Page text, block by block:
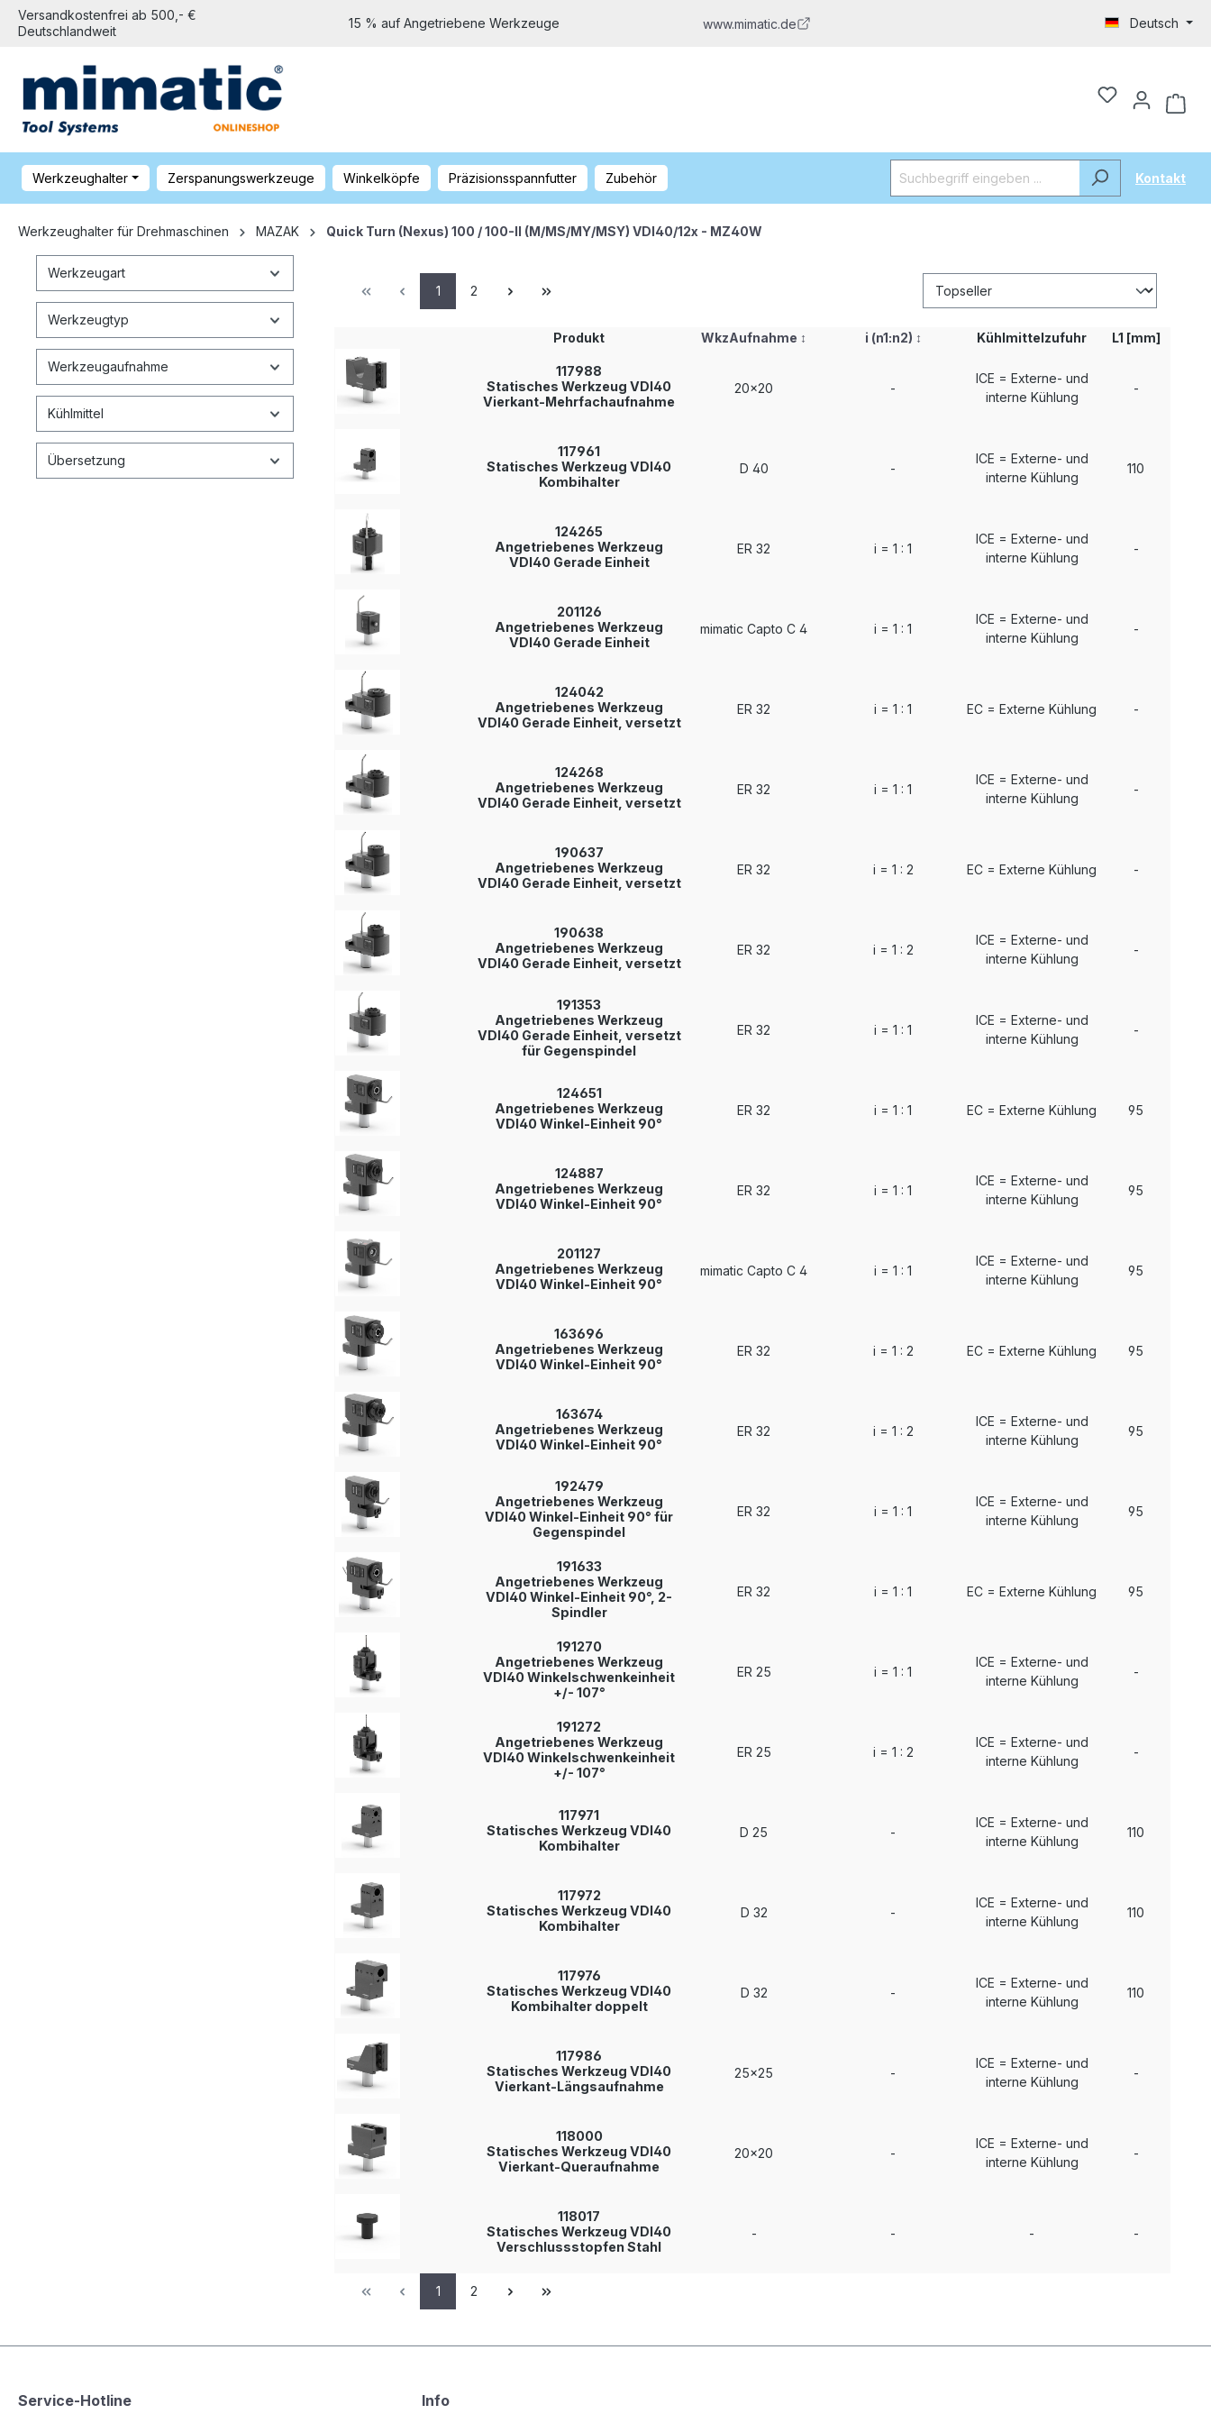
Versandkostenfrei ab 500,- €
Deutschlandweit
15 % auf Angetriebene Werkzeuge www.mimatic.de Deutsch
Werkzeughalter Zerspanungswerkzeuge Winkelköpfe Präzisionsspannfutter Zubehör Kontakt
Werkzeughalter für Drehmaschinen MAZAK Quick Turn (Nexus) 100 / 100-II (M/MS/MY/MSY) VDI40/12x - MZ40W
Werkzeugart
Werkzeugtyp
Werkzeugaufnahme
Kühlmittel
Übersetzung
1 2
Produkt WkzAufnahme ↕ i (n1:n2) ↕ Kühlmittelzufuhr L1 [mm]
117988
Statisches Werkzeug VDI40
Vierkant-Mehrfachaufnahme
20x20 -
ICE = Externe- und
interne Kühlung
-
117961
Statisches Werkzeug VDI40
Kombihalter
D 40 -
ICE = Externe- und
interne Kühlung
110
124265
Angetriebenes Werkzeug
VDI40 Gerade Einheit
ER 32 i = 1 : 1
ICE = Externe- und
interne Kühlung
-
201126
Angetriebenes Werkzeug
VDI40 Gerade Einheit
mimatic Capto C 4 i = 1 : 1
ICE = Externe- und
interne Kühlung
-
124042
Angetriebenes Werkzeug
VDI40 Gerade Einheit, versetzt
ER 32 i = 1 : 1 EC = Externe Kühlung -
124268
Angetriebenes Werkzeug
VDI40 Gerade Einheit, versetzt
ER 32 i = 1 : 1
ICE = Externe- und
interne Kühlung
-
190637
Angetriebenes Werkzeug
VDI40 Gerade Einheit, versetzt
ER 32 i = 1 : 2 EC = Externe Kühlung -
190638
Angetriebenes Werkzeug
VDI40 Gerade Einheit, versetzt
ER 32 i = 1 : 2
ICE = Externe- und
interne Kühlung
-
191353
Angetriebenes Werkzeug
VDI40 Gerade Einheit, versetzt
für Gegenspindel
ER 32 i = 1 : 1
ICE = Externe- und
interne Kühlung
-
124651
Angetriebenes Werkzeug
VDI40 Winkel-Einheit 90°
ER 32 i = 1 : 1 EC = Externe Kühlung 95
124887
Angetriebenes Werkzeug
VDI40 Winkel-Einheit 90°
ER 32 i = 1 : 1
ICE = Externe- und
interne Kühlung
95
201127
Angetriebenes Werkzeug
VDI40 Winkel-Einheit 90°
mimatic Capto C 4 i = 1 : 1
ICE = Externe- und
interne Kühlung
95
163696
Angetriebenes Werkzeug
VDI40 Winkel-Einheit 90°
ER 32 i = 1 : 2 EC = Externe Kühlung 95
163674
Angetriebenes Werkzeug
VDI40 Winkel-Einheit 90°
ER 32 i = 1 : 2
ICE = Externe- und
interne Kühlung
95
192479
Angetriebenes Werkzeug
VDI40 Winkel-Einheit 90° für
Gegenspindel
ER 32 i = 1 : 1
ICE = Externe- und
interne Kühlung
95
191633
Angetriebenes Werkzeug
VDI40 Winkel-Einheit 90°, 2-
Spindler
ER 32 i = 1 : 1 EC = Externe Kühlung 95
191270
Angetriebenes Werkzeug
VDI40 Winkelschwenkeinheit
+/- 107°
ER 25 i = 1 : 1
ICE = Externe- und
interne Kühlung
-
191272
Angetriebenes Werkzeug
VDI40 Winkelschwenkeinheit
+/- 107°
ER 25 i = 1 : 2
ICE = Externe- und
interne Kühlung
-
117971
Statisches Werkzeug VDI40
Kombihalter
D 25 -
ICE = Externe- und
interne Kühlung
110
117972
Statisches Werkzeug VDI40
Kombihalter
D 32 -
ICE = Externe- und
interne Kühlung
110
117976
Statisches Werkzeug VDI40
Kombihalter doppelt
D 32 -
ICE = Externe- und
interne Kühlung
110
117986
Statisches Werkzeug VDI40
Vierkant-Längsaufnahme
25x25 -
ICE = Externe- und
interne Kühlung
-
118000
Statisches Werkzeug VDI40
Vierkant-Queraufnahme
20x20 -
ICE = Externe- und
interne Kühlung
-
118017
Statisches Werkzeug VDI40
Verschlussstopfen Stahl
- - - -
1 2
Service-Hotline Info